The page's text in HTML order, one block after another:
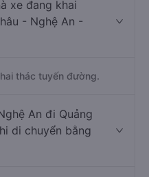
xe đang khai
- Nghệ An -
thác tuyến đường.
An đi Quảng
di chuyển bằng